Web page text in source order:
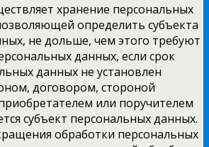
хранение персональных
определить субъекта
не дольше, чем этого требуют
данных, если срок
данных не установлен
договором, стороной
или поручителем
субъект персональных данных.
обработки персональных